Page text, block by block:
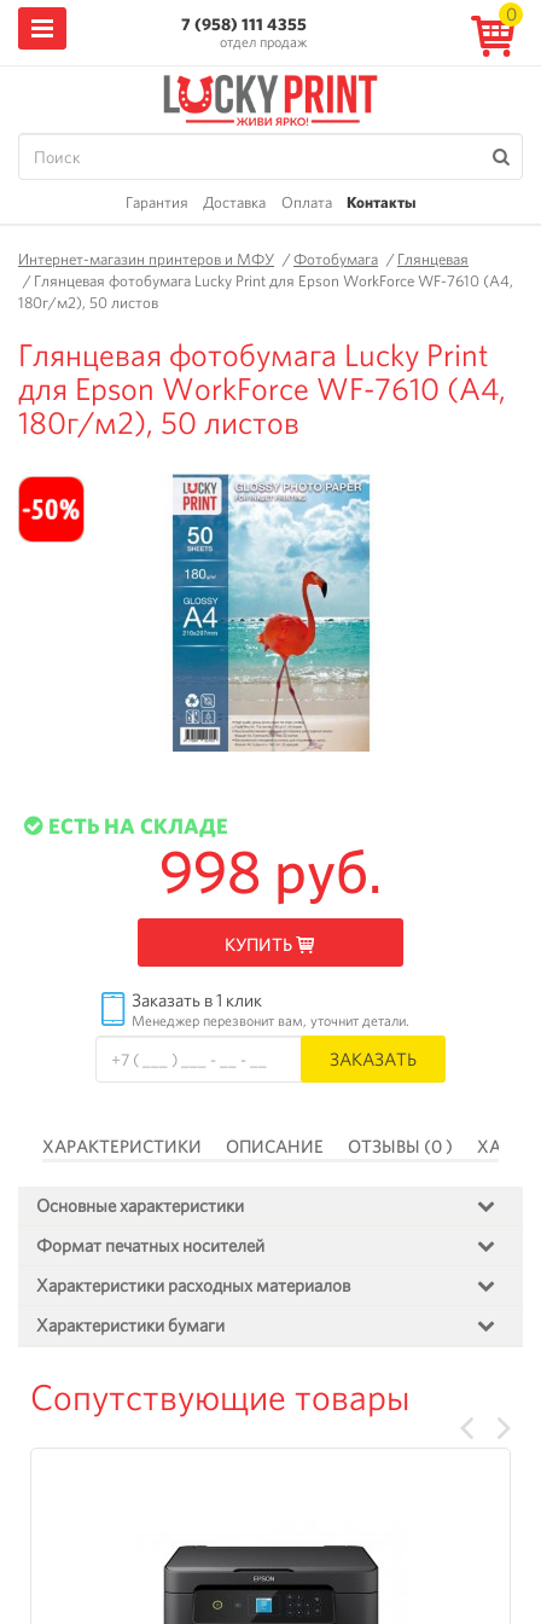
7 (958) 111 4355
отдел продаж
0
Гарантия Доставка Оплата Контакты
Интернет-магазин принтеров и МФУ /Фотобумага /Глянцевая
/Глянцевая фотобумага Lucky Print для Epson WorkForce WF-7610 (A4,
180г/м2), 50 листов
Глянцевая фотобумага Lucky Print
для Epson WorkForce WF-7610 (A4,
180г/м2), 50 листов
ЕСТЬ НА СКЛАДЕ
998 руб.
КУПИТЬ
Заказать в 1 клик
Менеджер перезвонит вам, уточнит детали.
ЗАКАЗАТЬ
ХАРАКТЕРИСТИКИ ОПИСАНИЕ ОТЗЫВЫ (0 )
Основные характеристики
Формат печатных носителей
Характеристики расходных материалов
Характеристики бумаги
Сопутствующие товары